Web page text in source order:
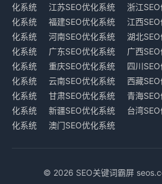
化系统
江苏SEO优化系统 浙江
化系统
福建SEO优化系统 江西
化系统
河南SEO优化系统 湖北
化系统
广东SEO优化系统 广西
化系统
重庆SEO优化系统 四川
化系统
云南SEO优化系统 西藏
化系统
甘肃SEO优化系统 青海
化系统
新疆SEO优化系统 台湾
化系统
澳门SEO优化系统
© 2026 SEO关键词霸屏